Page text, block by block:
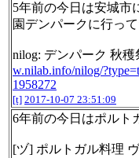
5年前の今日は安城市
園デンパークに行って
nilog: デンパーク 秋穫
w.nilab.info/nilog/
1958272
[t] 2017-10-07 23:51:09
6年前の今日はポルト
[ヅ] ポルトガル料理